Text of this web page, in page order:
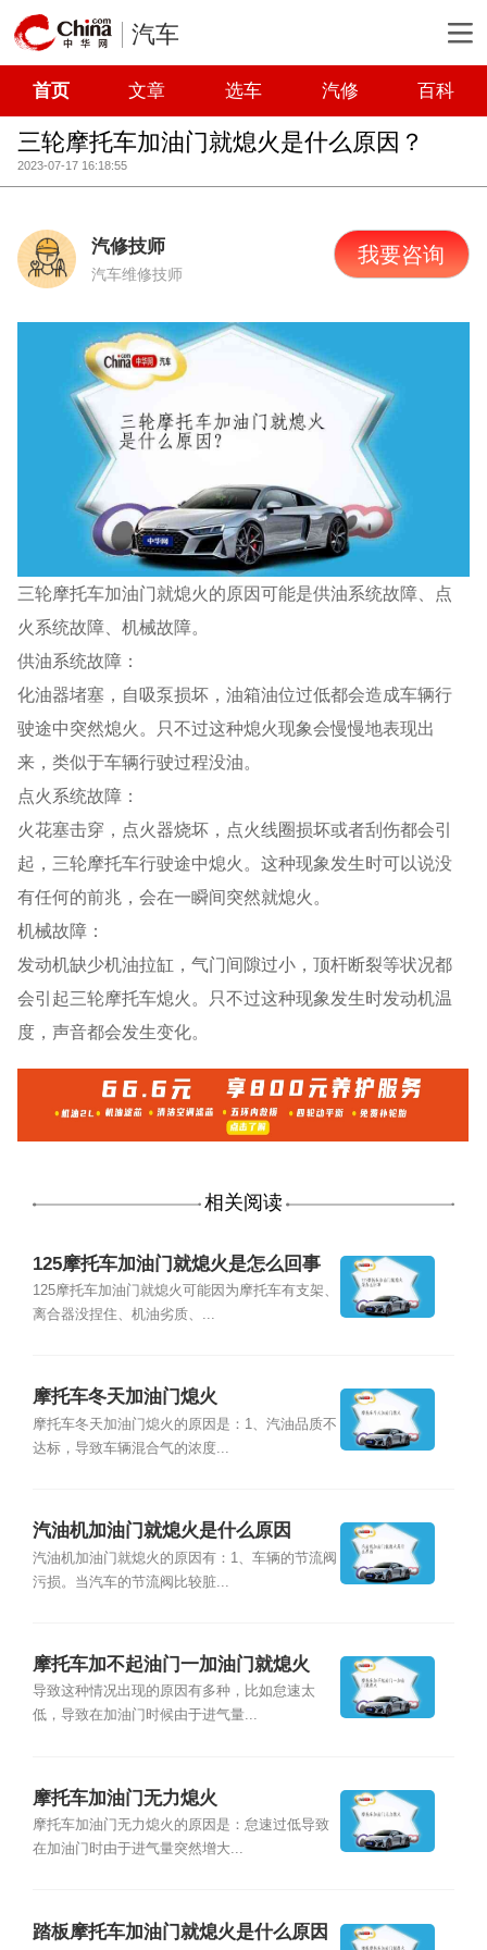
汽车
首页 文章 选车 汽修 百科
三轮摩托车加油门就熄火是什么原因？
2023-07-17 16:18:55
汽修技师
汽车维修技师
我要咨询
三轮摩托车加油门就熄火的原因可能是供油系统故障、点
火系统故障、机械故障。
供油系统故障：
化油器堵塞，自吸泵损坏，油箱油位过低都会造成车辆行
驶途中突然熄火。只不过这种熄火现象会慢慢地表现出
来，类似于车辆行驶过程没油。
点火系统故障：
火花塞击穿，点火器烧坏，点火线圈损坏或者刮伤都会引
起，三轮摩托车行驶途中熄火。这种现象发生时可以说没
有任何的前兆，会在一瞬间突然就熄火。
机械故障：
发动机缺少机油拉缸，气门间隙过小，顶杆断裂等状况都
会引起三轮摩托车熄火。只不过这种现象发生时发动机温
度，声音都会发生变化。
相关阅读
125摩托车加油门就熄火是怎么回事
125摩托车加油门就熄火可能因为摩托车有支架、
离合器没捏住、机油劣质、...
摩托车冬天加油门熄火
摩托车冬天加油门熄火的原因是：1、汽油品质不
达标，导致车辆混合气的浓度...
汽油机加油门就熄火是什么原因
汽油机加油门就熄火的原因有：1、车辆的节流阀
污损。当汽车的节流阀比较脏...
摩托车加不起油门一加油门就熄火
导致这种情况出现的原因有多种，比如怠速太
低，导致在加油门时候由于进气量...
摩托车加油门无力熄火
摩托车加油门无力熄火的原因是：怠速过低导致
在加油门时由于进气量突然增大...
踏板摩托车加油门就熄火是什么原因